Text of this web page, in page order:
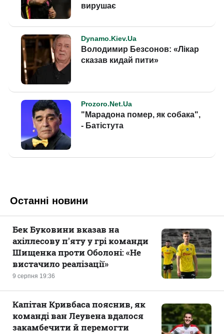
Останні новини
9 серпня 19:36
Бек Буковини вказав на
ахіллесову п'яту у грі команди
Шищенка проти Оболоні: «Не
вистачило реалізації»
Капітан Кривбаса пояснив, як
команді ван Леувена вдалося
закамбечити й перемогти